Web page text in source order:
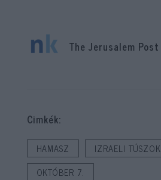
The Jerusalem Post
Cimkék:
HAMASZ
IZRAELI TÚSZOK
OKTÓBER 7.